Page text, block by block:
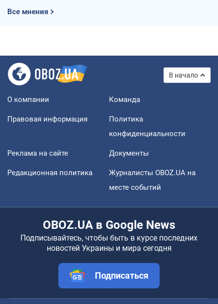
Все мнения
В начало
О компании Команда
Правовая информация
Политика
конфиденциальности
Реклама на сайте Документы
Редакционная политика
Журналисты OBOZ.UA на
месте событий
OBOZ.UA в Google News
Подписывайтесь, чтобы быть в курсе последних
новостей Украины и мира сегодня
Подписаться